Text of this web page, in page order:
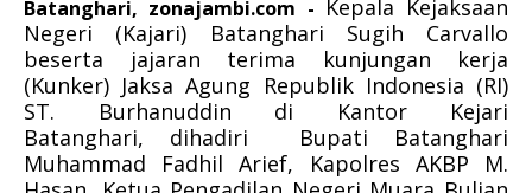
Batanghari, zonajambi.com - Kepala Kejaksaan
Negeri (Kajari) Batanghari Sugih Carvallo
beserta jajaran terima kunjungan kerja
(Kunker) Jaksa Agung Republik Indonesia (RI)
ST. Burhanuddin di Kantor Kejari
Batanghari, dihadiri
Bupati Batanghari
Muhammad Fadhil Arief, Kapolres AKBP M.